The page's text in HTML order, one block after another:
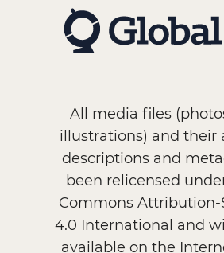
All media files
illustrations) and their
descriptions and
been relicensed
Commons Attribution-
4.0 International and
available on the